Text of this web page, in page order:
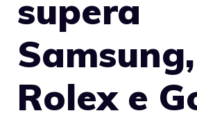
supera
Samsung,
Rolex e